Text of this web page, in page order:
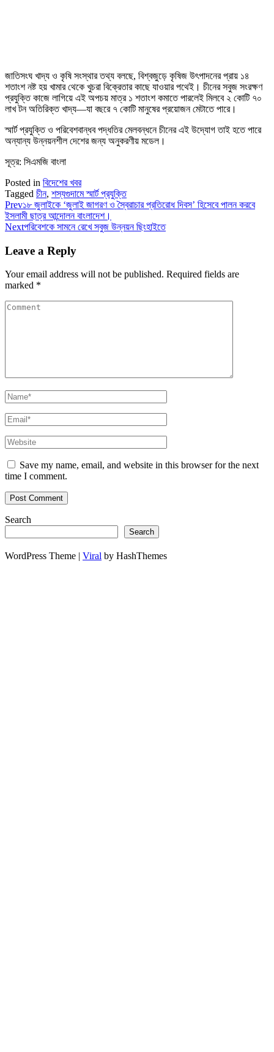
জাতিসংঘ খাদ্য ও কৃষি সংস্থার তথ্য বলছে, বিশ্বজুড়ে কৃষিজ উৎপাদনের প্রায় ১৪
শতাংশ নষ্ট হয় খামার থেকে খুচরা বিক্রেতার কাছে যাওয়ার পথেই। চীনের সবুজ সংরক্ষণ
প্রযুক্তি কাজে লাগিয়ে এই অপচয় মাত্র ১ শতাংশ কমাতে পারলেই মিলবে ২ কোটি ৭০
লাখ টন অতিরিক্ত খাদ্য—যা বছরে ৭ কোটি মানুষের প্রয়োজন মেটাতে পারে।
স্মার্ট প্রযুক্তি ও পরিবেশবান্ধব পদ্ধতির মেলবন্ধনে চীনের এই উদ্যোগ তাই হতে পারে
অন্যান্য উন্নয়নশীল দেশের জন্য অনুকরণীয় মডেল।
সূত্র: সিএমজি বাংলা
Posted in বিদেশের খবর
Tagged চীন, শস্যগুদামে স্মার্ট প্রযুক্তি
Prev১৮ জুলাইকে ‘জুলাই জাগরণ ও স্বৈরাচার প্রতিরোধ দিবস’ হিসেবে পালন করবে
ইসলামী ছাত্র আন্দোলন বাংলাদেশ।
Nextপরিবেশকে সামনে রেখে সবুজ উন্নয়ন ছিংহাইতে
Leave a Reply
Your email address will not be published. Required fields are
marked *
Save my name, email, and website in this browser for the next
time I comment.
Search
Search
WordPress Theme | Viral by HashThemes